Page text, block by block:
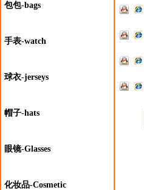
包包-bags
手表-watch
球衣-jerseys
帽子-hats
眼镜-Glasses
化妆品-Cosmetic